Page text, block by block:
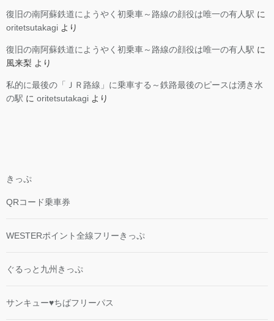
復旧の南阿蘇鉄道にようやく初乗車～路線の顔役は唯一の有人駅 に
oritetsutakagi より
復旧の南阿蘇鉄道にようやく初乗車～路線の顔役は唯一の有人駅 に
風来梨 より
私的に最後の「ＪＲ路線」に乗車する～鉄路最後のピースは湧き水
の駅 に oritetsutakagi より
きっぷ
QRコード乗車券
WESTERポイント全線フリーきっぷ
ぐるっと九州きっぷ
サンキュー♥ちばフリーパス